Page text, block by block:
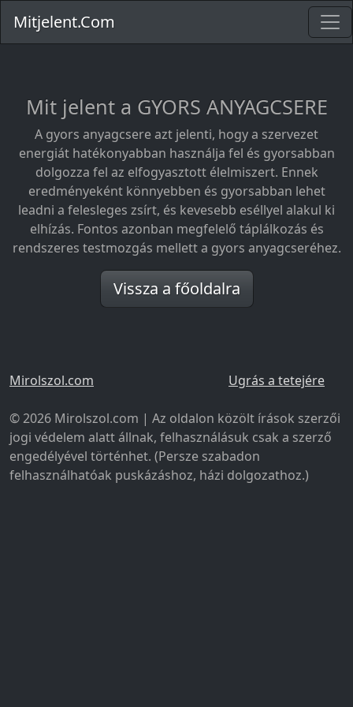
Mitjelent.Com
Mit jelent a GYORS ANYAGCSERE
A gyors anyagcsere azt jelenti, hogy a szervezet
energiát hatékonyabban használja fel és gyorsabban
dolgozza fel az elfogyasztott élelmiszert. Ennek
eredményeként könnyebben és gyorsabban lehet
leadni a felesleges zsírt, és kevesebb eséllyel alakul ki
elhízás. Fontos azonban megfelelő táplálkozás és
rendszeres testmozgás mellett a gyors anyagcseréhez.
Vissza a főoldalra
Ugrás a tetejére
Mirolszol.com
© 2026 Mirolszol.com | Az oldalon közölt írások szerzői
jogi védelem alatt állnak, felhasználásuk csak a szerző
engedélyével történhet. (Persze szabadon
felhasználhatóak puskázáshoz, házi dolgozathoz.)